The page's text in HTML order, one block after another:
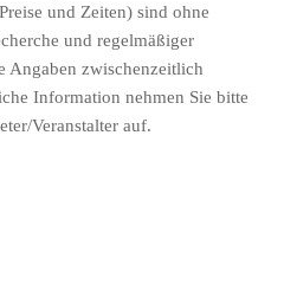
und Zeiten) sind ohne
und regelmäßiger
Angaben zwischenzeitlich
Information nehmen Sie bitte
Veranstalter auf.